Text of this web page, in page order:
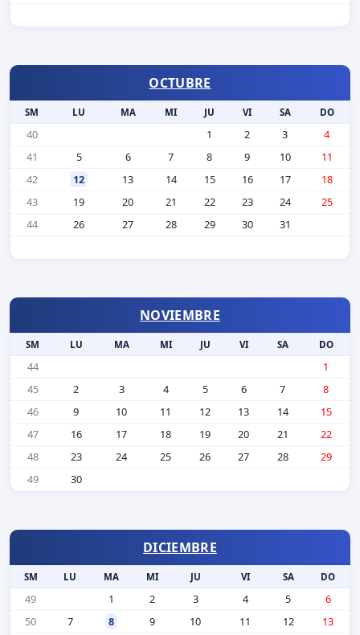
OCTUBRE
SM LU MA MI JU VI SA DO
40 1 2 3
4
41
5 6 7 8 9 10
11
42
12 13 14 15 16 17
18
43
19 20 21 22 23 24
25
44
26 27 28 29 30 31
NOVIEMBRE
SM LU MA MI JU VI SA DO
44
1
45
2 3 4 5 6 7
8
46
9 10 11 12 13 14
15
47
16 17 18 19 20 21
22
48
23 24 25 26 27 28
29
49
30
DICIEMBRE
SM LU MA MI JU VI SA DO
49 1 2 3 4 5
6
50
7 8 9 10 11 12
13